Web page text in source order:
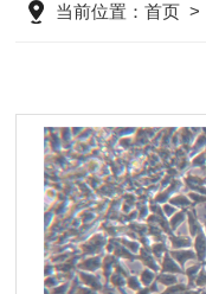
当前位置：首页 >